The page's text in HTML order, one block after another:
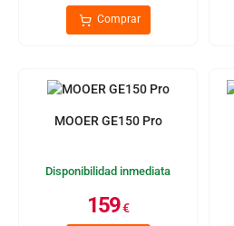
Comprar
MOOER GE150 Pro
Disponibilidad inmediata
159€